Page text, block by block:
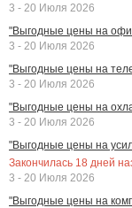
3 - 20 Июля 2026
"Выгодные цены на
3 - 20 Июля 2026
"Выгодные цены на
3 - 20 Июля 2026
"Выгодные цены на
3 - 20 Июля 2026
"Выгодные цены на
Закончилась 18 дней
3 - 20 Июля 2026
"Выгодные цены на